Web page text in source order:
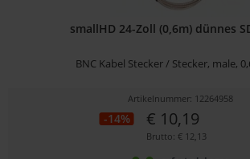
smallHD 24-Zoll (0,6m) dünnes
BNC Kabel Stecker / Stecker, male,
Artikelnummer: 12264958
-14% € 10,19
Brutto: € 12,13